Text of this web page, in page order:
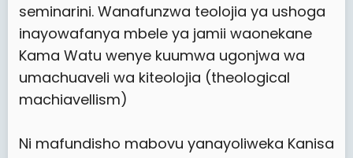
seminarini. Wanafunzwa teolojia ya ushoga
inayowafanya mbele ya jamii waonekane
Kama Watu wenye kuumwa ugonjwa wa
umachuaveli wa kiteolojia (theological
machiavellism)
Ni mafundisho mabovu yanayoliweka Kanisa